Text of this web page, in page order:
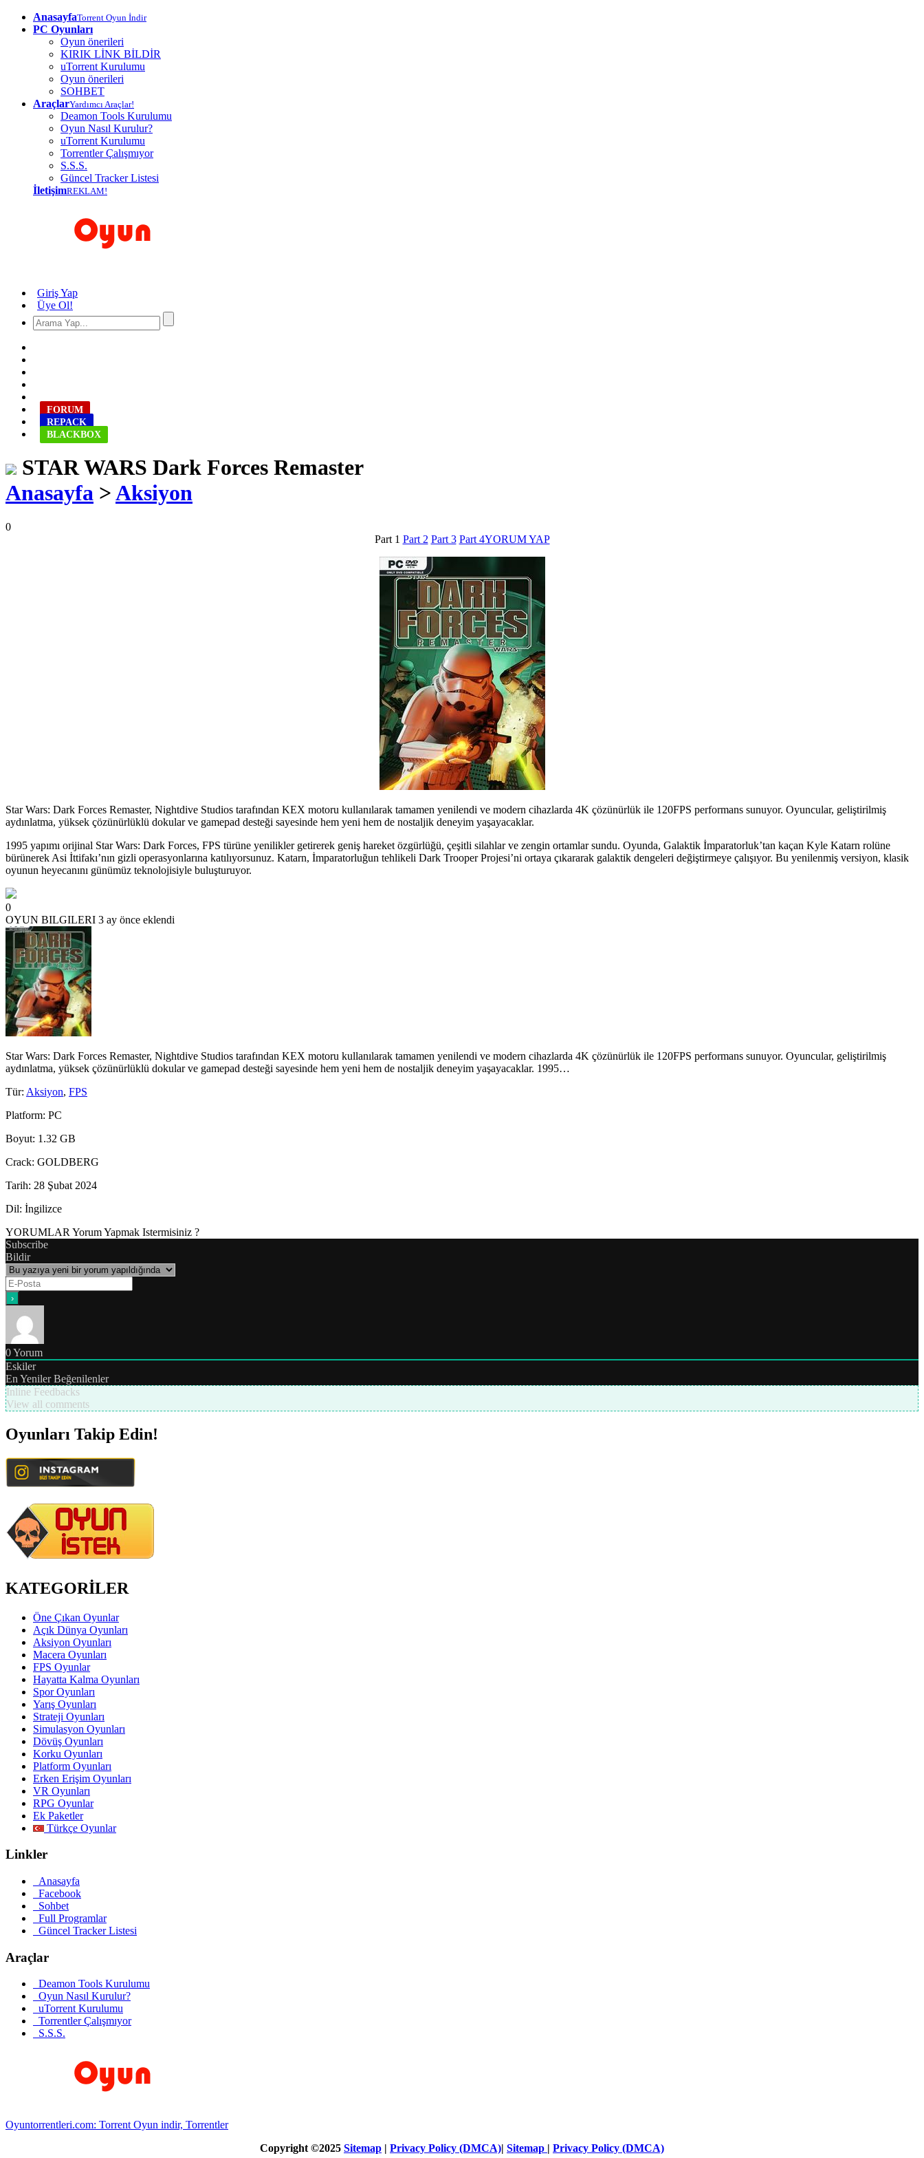
AnasayfaTorrent Oyun İndir
PC Oyunları
Oyun önerileri
KIRIK LİNK BİLDİR
uTorrent Kurulumu
Oyun önerileri
SOHBET
AraçlarYardımcı Araçlar!
Deamon Tools Kurulumu
Oyun Nasıl Kurulur?
uTorrent Kurulumu
Torrentler Çalışmıyor
S.S.S.
Güncel Tracker Listesi
İletişimREKLAM!
Giriş Yap
Üye Ol!
FORUM
REPACK
BLACKBOX
STAR WARS Dark Forces Remaster
Anasayfa >Aksiyon
0
Part 1 Part 2 Part 3 Part 4YORUM YAP
Star Wars: Dark Forces Remaster, Nightdive Studios tarafından KEX motoru kullanılarak tamamen yenilendi ve modern cihazlarda 4K çözünürlük ile 120FPS performans sunuyor. Oyuncular, geliştirilmiş
aydınlatma, yüksek çözünürlüklü dokular ve gamepad desteği sayesinde hem yeni hem de nostaljik deneyim yaşayacaklar.
1995 yapımı orijinal Star Wars: Dark Forces, FPS türüne yenilikler getirerek geniş hareket özgürlüğü, çeşitli silahlar ve zengin ortamlar sundu. Oyunda, Galaktik İmparatorluk’tan kaçan Kyle Katarn rolüne
bürünerek Asi İttifakı’nın gizli operasyonlarına katılıyorsunuz. Katarn, İmparatorluğun tehlikeli Dark Trooper Projesi’ni ortaya çıkararak galaktik dengeleri değiştirmeye çalışıyor. Bu yenilenmiş versiyon, klasik
oyunun heyecanını günümüz teknolojisiyle buluşturuyor.
0
OYUN BILGILERI 3 ay önce eklendi
Star Wars: Dark Forces Remaster, Nightdive Studios tarafından KEX motoru kullanılarak tamamen yenilendi ve modern cihazlarda 4K çözünürlük ile 120FPS performans sunuyor. Oyuncular, geliştirilmiş
aydınlatma, yüksek çözünürlüklü dokular ve gamepad desteği sayesinde hem yeni hem de nostaljik deneyim yaşayacaklar. 1995…
Tür: Aksiyon, FPS
Platform: PC
Boyut: 1.32 GB
Crack: GOLDBERG
Tarih: 28 Şubat 2024
Dil: İngilizce
YORUMLAR Yorum Yapmak Istermisiniz ?
Subscribe
Bildir
0Yorum
Eskiler
En Yeniler Beğenilenler
Inline Feedbacks
View all comments
Oyunları Takip Edin!
KATEGORİLER
Öne Çıkan Oyunlar
Açık Dünya Oyunları
Aksiyon Oyunları
Macera Oyunları
FPS Oyunlar
Hayatta Kalma Oyunları
Spor Oyunları
Yarış Oyunları
Strateji Oyunları
Simulasyon Oyunları
Dövüş Oyunları
Korku Oyunları
Platform Oyunları
Erken Erişim Oyunları
VR Oyunları
RPG Oyunlar
Ek Paketler
Türkçe Oyunlar
Linkler
Anasayfa
Facebook
Sohbet
Full Programlar
Güncel Tracker Listesi
Araçlar
Deamon Tools Kurulumu
Oyun Nasıl Kurulur?
uTorrent Kurulumu
Torrentler Çalışmıyor
S.S.S.
Oyuntorrentleri.com: Torrent Oyun indir, Torrentler
Copyright ©2025 Sitemap | Privacy Policy (DMCA)| Sitemap | Privacy Policy (DMCA)